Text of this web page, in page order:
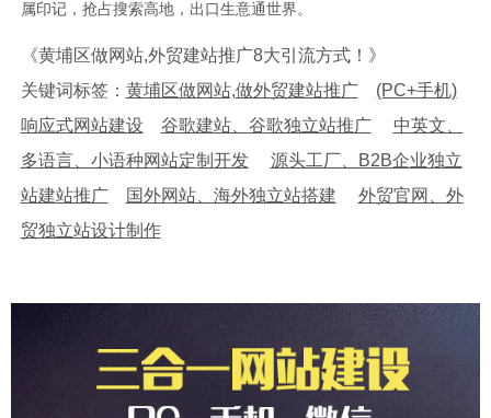
属印记，抢占搜索高地，出口生意通世界。
《黄埔区做网站,外贸建站推广8大引流方式！》
关键词标签： 黄埔区做网站,做外贸建站推广
(PC+手机)
响应式网站建设
谷歌建站、谷歌独立站推广
中英文、
多语言、小语种网站定制开发
源头工厂、B2B企业独立
站建站推广
国外网站、海外独立站搭建
外贸官网、外
贸独立站设计制作